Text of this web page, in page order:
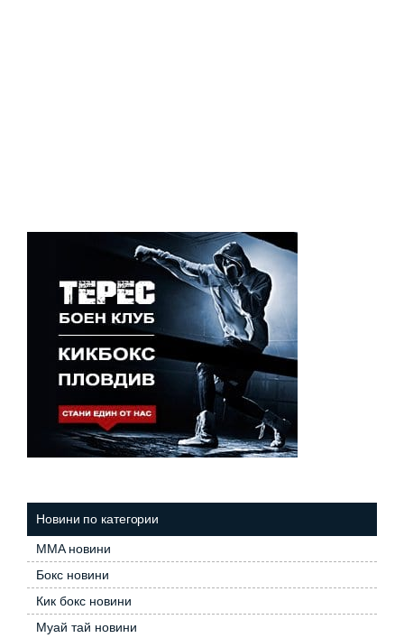
Новини по категории
MMA новини
Бокс новини
Кик бокс новини
Муай тай новини